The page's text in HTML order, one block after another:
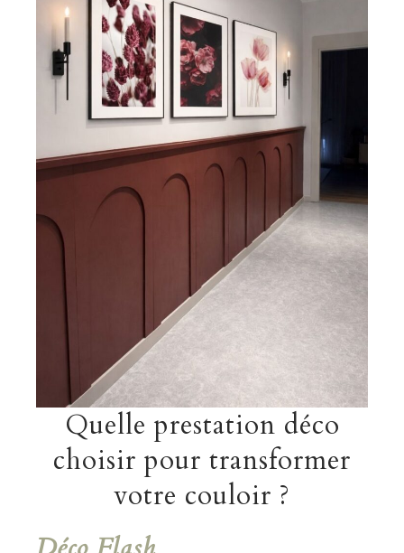
Quelle prestation déco
choisir pour transformer
votre couloir ?